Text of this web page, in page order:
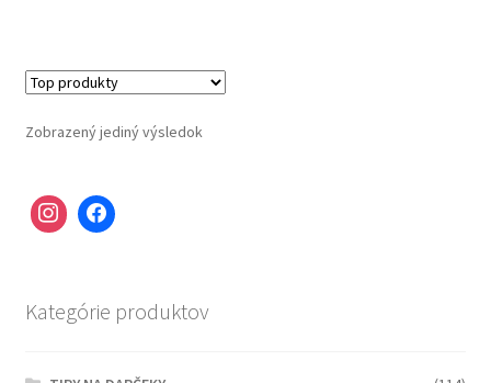
Zobrazený jediný výsledok
Kategórie produktov